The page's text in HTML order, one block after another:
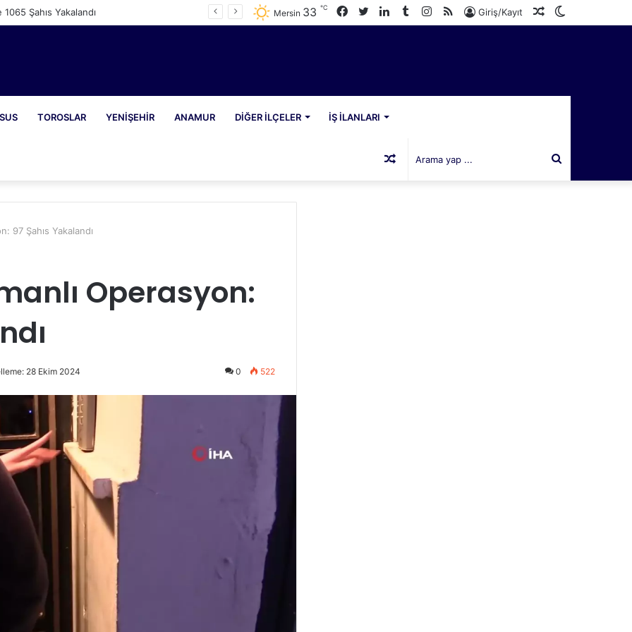
1065 Şahıs Yakalandı
Rastgele
Giriş/Kayıt
RSS
Instagram
Tumblr
LinkedIn
Twitter
Facebook
Mersin 33 ℃
TOROSLAR YENIŞEHIR ANAMUR DIĞER İLÇELER İŞ İLANLARI
Arama
Rastgele
97 Şahıs Yakalandı
Operasyon:
28 Ekim 2024 0 522